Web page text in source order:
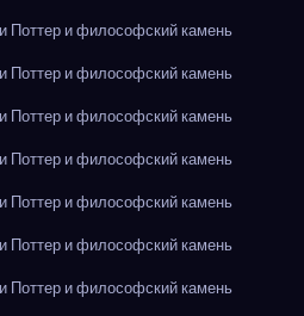
Поттер и философский камень
Поттер и философский камень
Поттер и философский камень
Поттер и философский камень
Поттер и философский камень
Поттер и философский камень
Поттер и философский камень